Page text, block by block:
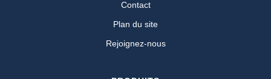
Contact
Plan du site
Rejoignez-nous